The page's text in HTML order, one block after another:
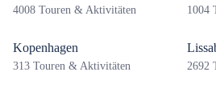
4008 Touren & Aktivitäten 1004
Kopenhagen
313 Touren & Aktivitäten 2692